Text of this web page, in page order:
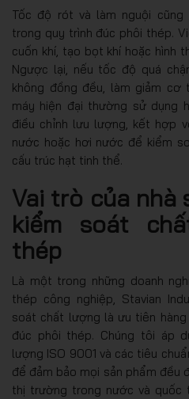
Tốc độ rót và làm nguội
trong quy trình đúc phôi thép.
cuốn khí, tạo bọt khí hoặc hình
Ngược lại, nếu tốc độ quá
không đồng đều, làm giảm cơ
máy hiện đại thường sử dụng
điều chỉnh lưu lượng, kết hợp
nước hoặc hơi nước để kiểm
cấu trúc hạt tinh thể.
Vai trò của nhà
kiểm soát
thép
Là một trong những doanh
thép công nghiệp, Stavian
soát chất lượng là ưu tiên
đúc phôi thép. Chúng tôi áp
lượng ISO 9001 và các tiêu
để đảm bảo mọi sản phẩm đều
thị trường trong nước và